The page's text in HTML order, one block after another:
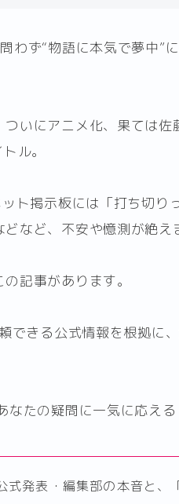
ず“物語に本気で夢中”
いにアニメ化、果ては
ル。
ト掲示板には「打ち切
など、不安や憶測が絶え
記事があります。
頼できる公式情報を根拠
なたの疑問に一気に応える
発表・編集部の本音と、